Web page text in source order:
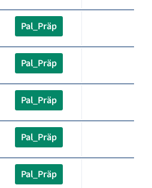
Pal_Präp
Pal_Präp
Pal_Präp
Pal_Präp
Pal_Präp